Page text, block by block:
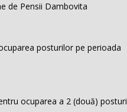
de Pensii Dambovita
posturilor pe perioada
ocuparea a 2 (două) posturi